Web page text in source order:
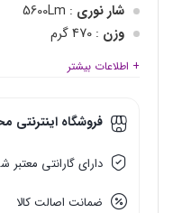
شار نوری : 5600Lm
وزن : 470 گرم
بهره نوری: 85 LM/W
+ اطلاعات بیشتر
فروشگاه اینترنتی
دارای گارانتی معتبر
ضمانت اصالت کالا